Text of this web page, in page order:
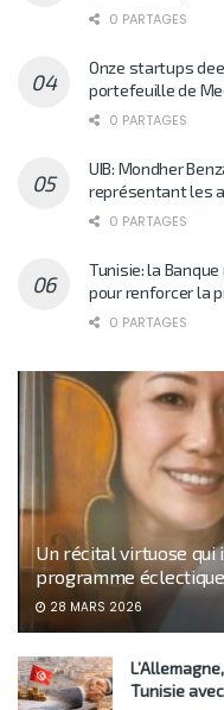
0 PARTAGES
Onze startups
portefeuille de
0 PARTAGES
UIB: Mondher
représentant les
0 PARTAGES
Tunisie: la
pour renforcer la
0 PARTAGES
Un récital virtuose qui
programme éclectique
28 MARS 2026
Tunisie